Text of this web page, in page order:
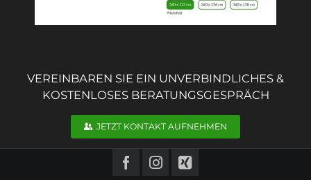
VEREINBAREN SIE EIN UNVERBINDLICHES &
KOSTENLOSES BERATUNGSGESPRÄCH
JETZT KONTAKT AUFNEHMEN